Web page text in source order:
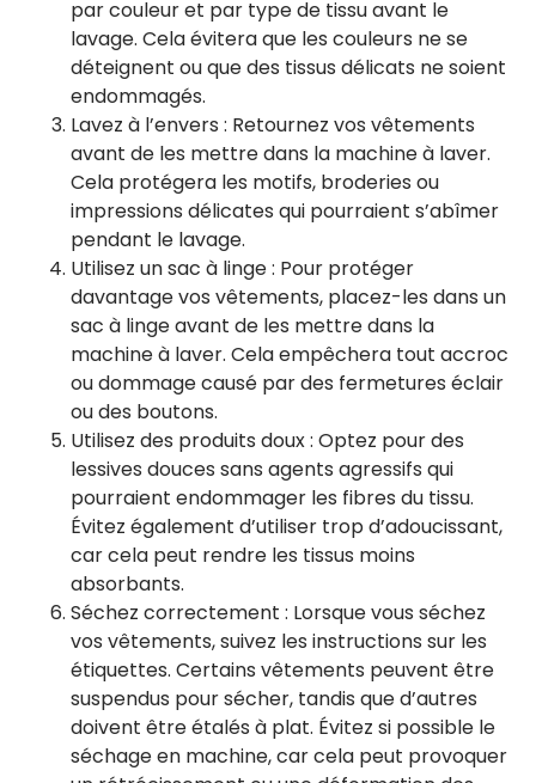
par couleur et par type de tissu avant le
lavage. Cela évitera que les couleurs ne se
déteignent ou que des tissus délicats ne soient
endommagés.
Lavez à l’envers : Retournez vos vêtements
avant de les mettre dans la machine à laver.
Cela protégera les motifs, broderies ou
impressions délicates qui pourraient s’abîmer
pendant le lavage.
Utilisez un sac à linge : Pour protéger
davantage vos vêtements, placez-les dans un
sac à linge avant de les mettre dans la
machine à laver. Cela empêchera tout accroc
ou dommage causé par des fermetures éclair
ou des boutons.
Utilisez des produits doux : Optez pour des
lessives douces sans agents agressifs qui
pourraient endommager les fibres du tissu.
Évitez également d’utiliser trop d’adoucissant,
car cela peut rendre les tissus moins
absorbants.
Séchez correctement : Lorsque vous séchez
vos vêtements, suivez les instructions sur les
étiquettes. Certains vêtements peuvent être
suspendus pour sécher, tandis que d’autres
doivent être étalés à plat. Évitez si possible le
séchage en machine, car cela peut provoquer